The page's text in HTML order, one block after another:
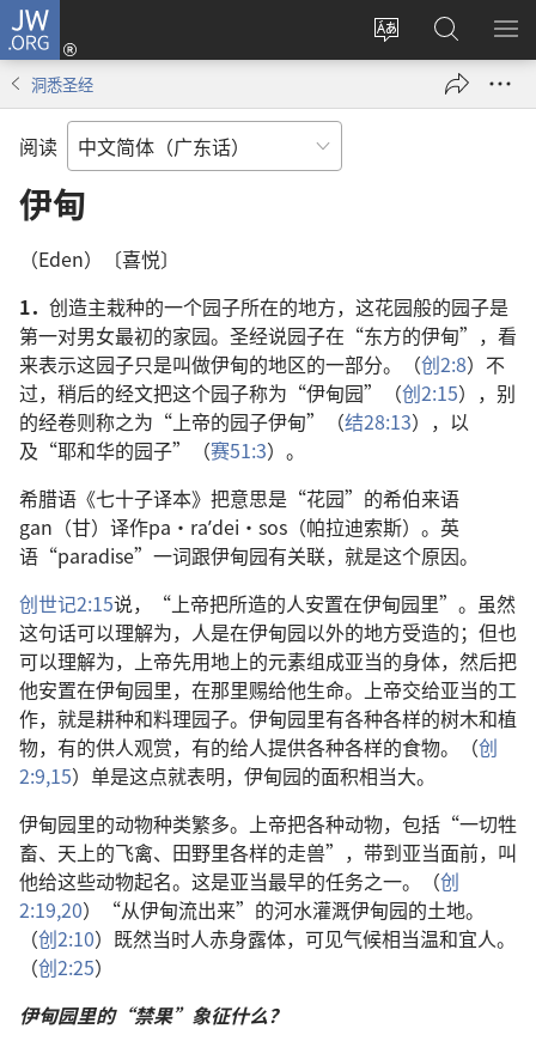
JW.ORG
更
登
录
（打
搜
索
JW.ORG
显
洞悉圣经
阅读
伊甸
（Eden）〔喜悦〕
1． 创造主栽种的一个园子所在的地方，这花园般的园子是
第一对男女最初的家园。圣经说园子在“东方的伊甸”，看
来表示这园子只是叫做伊甸的地区的一部分。（创2:8）不
过，稍后的经文把这个园子称为“伊甸园”（创2:15），别
的经卷则称之为“上帝的园子伊甸”（结28:13），以
及“耶和华的园子”（赛51:3）。
希腊语《七十子译本》把意思是“花园”的希伯来语
gan（甘）译作pa·raʹdei·sos（帕拉迪索斯）。英
语“paradise”一词跟伊甸园有关联，就是这个原因。
创世记2:15说，“上帝把所造的人安置在伊甸园里”。虽然
这句话可以理解为，人是在伊甸园以外的地方受造的；但也
可以理解为，上帝先用地上的元素组成亚当的身体，然后把
他安置在伊甸园里，在那里赐给他生命。上帝交给亚当的工
作，就是耕种和料理园子。伊甸园里有各种各样的树木和植
物，有的供人观赏，有的给人提供各种各样的食物。（创
2:9,15）单是这点就表明，伊甸园的面积相当大。
伊甸园里的动物种类繁多。上帝把各种动物，包括“一切牲
畜、天上的飞禽、田野里各样的走兽”，带到亚当面前，叫
他给这些动物起名。这是亚当最早的任务之一。（创
2:19,20）“从伊甸流出来”的河水灌溉伊甸园的土地。
（创2:10）既然当时人赤身露体，可见气候相当温和宜人。
（创2:25）
伊甸园里的“禁果”象征什么？